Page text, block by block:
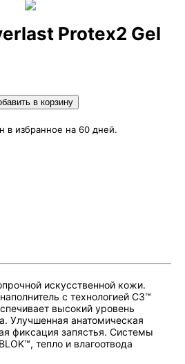
Protex2 Gel
в избранное на 60 дней.
искусственной кожи.
с технологией C3™
высокий уровень
Улучшенная анатомическая
фиксация запястья. Системы
тепло и влагоотвода